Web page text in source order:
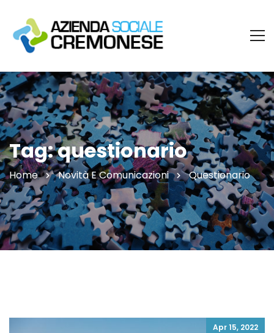
Tag: questionario
Home Novità E Comunicazioni Questionario
Apr 15, 2022